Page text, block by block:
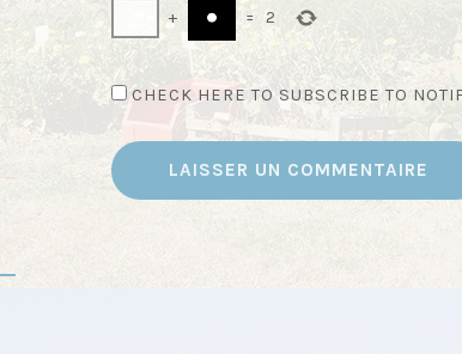
+ = 2
CHECK HERE TO SUBSCRIBE TO